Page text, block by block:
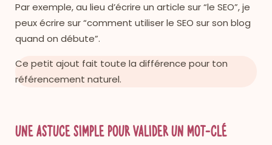
Par exemple, au lieu d’écrire un article sur “le SEO”, je
peux écrire sur “comment utiliser le SEO sur son blog
quand on débute”.
Ce petit ajout fait toute la différence pour ton
référencement naturel.
Une astuce simple pour valider un mot-clé